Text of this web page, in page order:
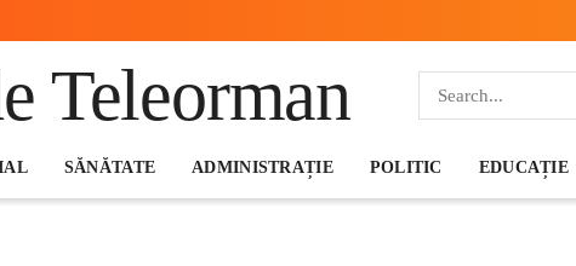
SĂNĂTATE ADMINISTRAȚIE POLITIC EDUCAȚIE